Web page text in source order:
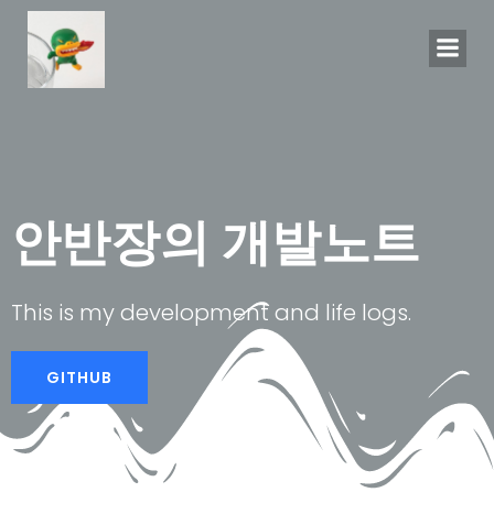
안반장의 개발노트
This is my development and life logs.
GITHUB